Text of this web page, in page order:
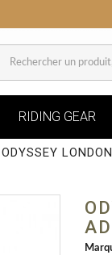
RIDING GEAR
ODYSSEY